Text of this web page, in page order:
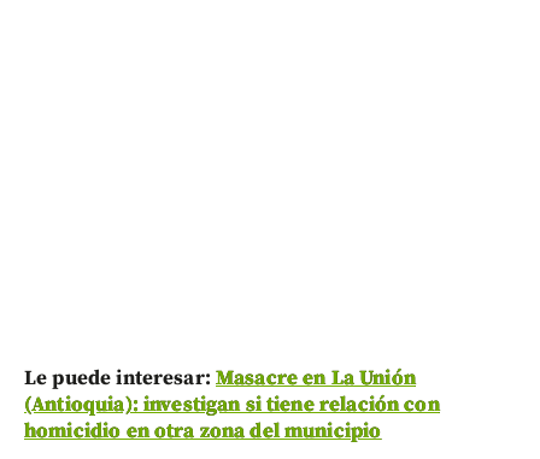
Le puede interesar: Masacre en La Unión
(Antioquia): investigan si tiene relación con
homicidio en otra zona del municipio